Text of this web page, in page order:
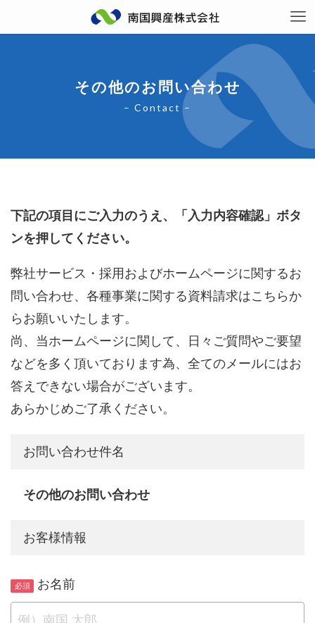
その他のお問い合わせ
– Contact –
下記の項目にご入力のうえ、「入力内容確認」ボタ
ンを押してください。
弊社サービス・採用およびホームページに関するお
問い合わせ、各種事業に関する資料請求はこちらか
らお願いいたします。
尚、当ホームページに関して、日々ご質問やご要望
などを多く頂いております為、全てのメールにはお
答えできない場合がございます。
あらかじめご了承ください。
お問い合わせ件名
その他のお問い合わせ
お客様情報
お名前